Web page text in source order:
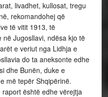
livadhet, kullosat, tregu
rekomandohej që
të vitit 1913, të
Jugosllavi, ndësa kjo të
e veriut nga Lidhja e
do ta aneksonte edhe
dhe Bunën, duke e
më tepër Shqipërinë.
është edhe vërejtja